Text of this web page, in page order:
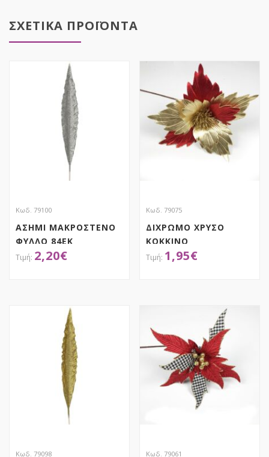
ΣΧΕΤΙΚΑ ΠΡΟΪΟΝΤΑ
Κωδ. 79100
ΑΣΗΜΙ ΜΑΚΡΟΣΤΕΝΟ
ΦΥΛΛΟ 84ΕΚ
2,20€
Κωδ. 79075
ΔΙΧΡΩΜΟ ΧΡΥΣΟ
ΚΟΚΚΙΝΟ
ΑΛΕΞΑΝΔΡΙΝΟ 60ΕΚ
1,95€
Κωδ. 79098 Κωδ. 79061